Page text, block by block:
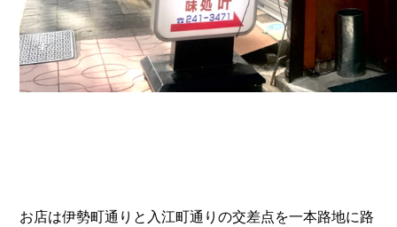
お店は伊勢町通りと入江町通りの交差点を一本路地に路